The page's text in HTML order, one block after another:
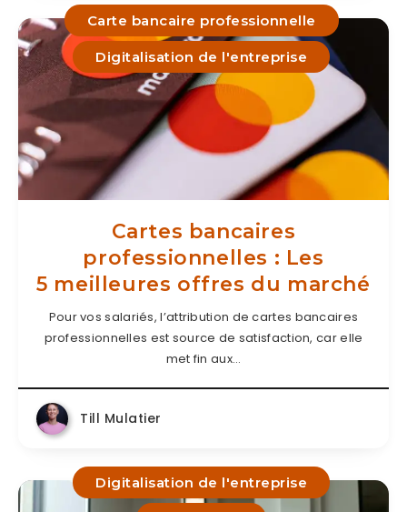
Carte bancaire professionnelle
Digitalisation de l'entreprise
Cartes bancaires
professionnelles : Les
5 meilleures offres du marché
Pour vos salariés, l’attribution de cartes bancaires
professionnelles est source de satisfaction, car elle
met fin aux…
Till Mulatier
Digitalisation de l'entreprise